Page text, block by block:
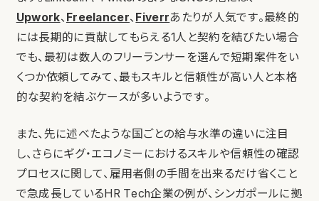
Upwork、 Freelancer、 Fiverrあたりが人気です。最終的
には長期的に貢献してもらえる1人と契約を結びたい場合
でも、最初は数人のフリーランサーを選んで短期案件をい
くつか依頼してみて、最もスキルと信頼性が高い人と本格
的な契約を結ぶケースが多いようです。
また、先に述べたような国ごとの給与水準の違いに注目
し、さらにギグ・エコノミーにおけるスキルや信頼性の確認
プロセスに関して、雇用者側の手間を出来るだけ省くこと
で急成長しているHR Tech企業の例が、シンガポールに拠